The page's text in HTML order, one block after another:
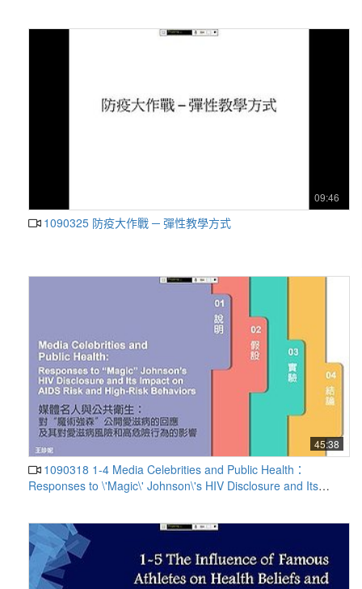
09:46
1090325 防疫大作戰 ─ 彈性教學方式
45:38
1090318 1-4 Media Celebrities and Public Health：
Responses to \'Magic\' Johnson\'s HIV Disclosure and Its